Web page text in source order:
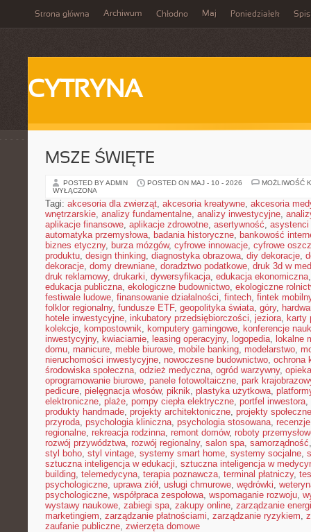
Strona główna Archiwum Chłodno Maj Poniedziałek Spis
CYTRYNA
MSZE ŚWIĘTE
POSTED BY ADMIN POSTED ON MAJ - 10 - 2026
MOŻLIWOŚĆ
WYŁĄCZONA
Tagi: akcesoria dla zwierząt, akcesoria kreatywne, akcesoria
wnętrzarskie, analizy fundamentalne, analizy inwestycyjne,
aplikacje finansowe, aplikacje zdrowotne, asertywność, asystenci
automatyka przemysłowa, badania historyczne, bankowość
biznes etyczny, burza mózgów, cyfrowe innowacje, cyfrowe
produktu, design thinking, diagnostyka obrazowa, diy dekoracje,
dekoracje, domy drewniane, doradztwo podatkowe, druk 3d w
druk reklamowy, drukarki, dywersyfikacja, edukacja ekonomiczna
edukacja publiczna, ekologiczne budownictwo, ekologiczne
festiwale ludowe, finansowanie działalności, fintech, fintek
folklor regionalny, fundusze ETF, geopolityka świata, góry,
hotele inwestycyjne, inkubatory przedsiębiorczości, jeziora, karty
kolekcje, kompostownik, komputery gamingowe, konferencje
inwestycyjny, kwiaciarnie, leasing operacyjny, logopedia, lokalne
domu, manicure, meble biurowe, mobile banking, modelarstwo,
nieruchomości inwestycyjne, nowoczesne budownictwo, ochrona
środowiska społeczna, odzież medyczna, ogród warzywny,
oprogramowanie biurowe, panele fotowoltaiczne, park
pedicure, pielęgnacja włosów, piknik, plastyka użytkowa,
elektroniczne, plaże, pompy ciepła elektryczne, portfel inwestora,
produkty handmade, projekty architektoniczne, projekty społeczne
przyroda, psychologia kliniczna, psychologia stosowana,
regionalne, rekreacja rodzinna, remont domów, roboty
rozwój przywództwa, rozwój regionalny, salon spa, samorządność
styl boho, styl vintage, systemy smart home, systemy socjalne,
sztuczna inteligencja w edukacji, sztuczna inteligencja w
building, telemedycyna, terapia poznawcza, terminal płatniczy,
psychologiczne, uprawa ziół, usługi chmurowe, wędrówki,
psychologiczne, współpraca zespołowa, wspomaganie rozwoju,
wystawy naukowe, zabiegi spa, zakupy online, zarządzanie
marketingiem, zarządzanie płatnościami, zarządzanie ryzykiem,
zaufanie publiczne, zwierzęta domowe